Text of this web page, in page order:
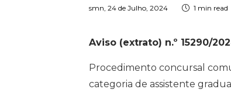
smn, 24 de Julho, 2024 1 min read
Aviso (extrato) n.º 15290/
Procedimento concursal
categoria de assistente